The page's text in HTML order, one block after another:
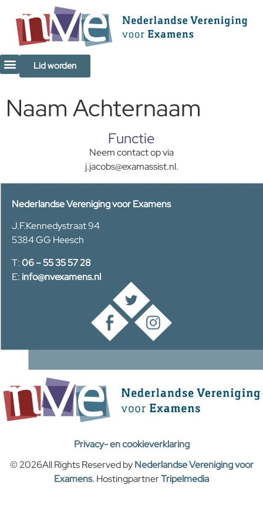
inhoud
Lid worden
Naam Achternaam
Functie
Neem contact op via
j.jacobs@examassist.nl.
Nederlandse Vereniging voor Examens
J.F.Kennedystraat 94
5384 GG Heesch
T:06 – 55 35 57 28
E:info@nvexamens.nl
Privacy- en cookieverklaring
© 2026All Rights Reserved byNederlandse Vereniging voor
Examens. HostingpartnerTripelmedia